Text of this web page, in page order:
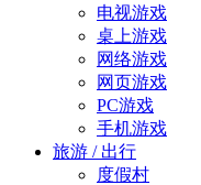
电视游戏
桌上游戏
网络游戏
网页游戏
PC游戏
手机游戏
旅游 / 出行
度假村